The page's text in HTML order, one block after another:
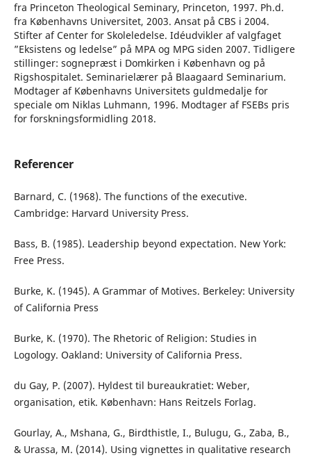
fra Princeton Theological Seminary, Princeton, 1997. Ph.d.
fra Københavns Universitet, 2003. Ansat på CBS i 2004.
Stifter af Center for Skoleledelse. Idéudvikler af valgfaget
”Eksistens og ledelse” på MPA og MPG siden 2007. Tidligere
stillinger: sognepræst i Domkirken i København og på
Rigshospitalet. Seminarielærer på Blaagaard Seminarium.
Modtager af Københavns Universitets guldmedalje for
speciale om Niklas Luhmann, 1996. Modtager af FSEBs pris
for forskningsformidling 2018.
Referencer
Barnard, C. (1968). The functions of the executive.
Cambridge: Harvard University Press.
Bass, B. (1985). Leadership beyond expectation. New York:
Free Press.
Burke, K. (1945). A Grammar of Motives. Berkeley: University
of California Press
Burke, K. (1970). The Rhetoric of Religion: Studies in
Logology. Oakland: University of California Press.
du Gay, P. (2007). Hyldest til bureaukratiet: Weber,
organisation, etik. København: Hans Reitzels Forlag.
Gourlay, A., Mshana, G., Birdthistle, I., Bulugu, G., Zaba, B.,
& Urassa, M. (2014). Using vignettes in qualitative research